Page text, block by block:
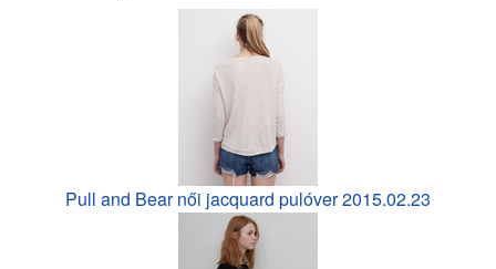
Pull and Bear női jacquard pulóver 2015.02.23